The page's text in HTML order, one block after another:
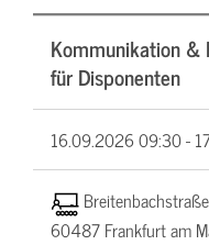
Kommunikation &
für Disponenten
16.09.202609:30 -
60487 Frankfurt am